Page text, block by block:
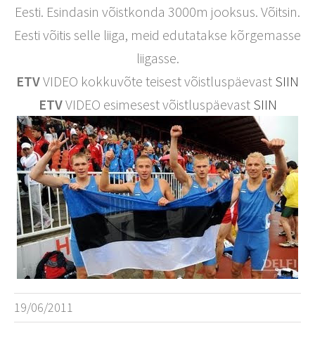
Eesti. Esindasin võistkonda 3000m jooksus. Võitsin.
Eesti võitis selle liiga, meid edutatakse kõrgemasse
liigasse.
ETVVIDEO kokkuvõte teisest võistluspäevast SIIN
ETVVIDEO esimesest võistluspäevastSIIN
19/06/2011